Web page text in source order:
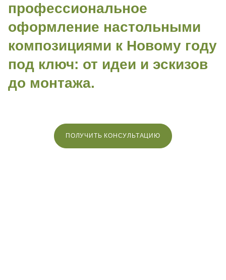
профессиональное
оформление настольными
композициями к Новому году
под ключ: от идеи и эскизов
до монтажа.
ПОЛУЧИТЬ КОНСУЛЬТАЦИЮ